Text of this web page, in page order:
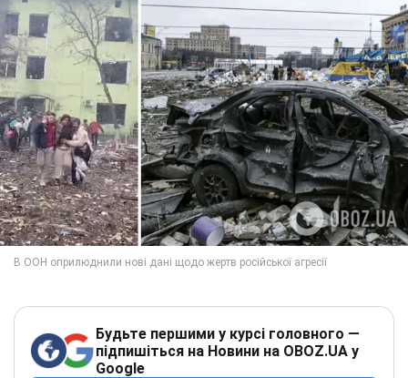
Будьте першими у курсі головного —
підпишіться на Новини на OBOZ.UA у
Google